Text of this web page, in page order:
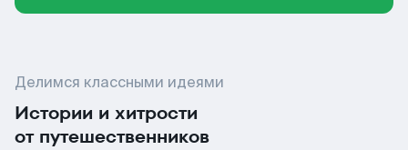
Делимся классными идеями
Истории и хитрости
от путешественников